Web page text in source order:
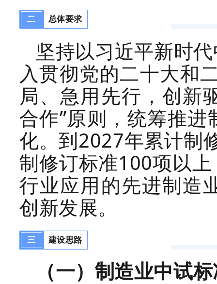
二 总体要求
坚持以习近平新时
入贯彻党的二十大和
局、 急用先行 ，创新
合作”原则，统筹推进
化。到2027年累计制
制修订标准100项以
行业应用的先进制造
创新发展。
三 建设思路
（一）制造业中试